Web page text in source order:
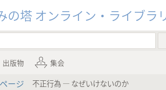
の塔 オンライン・ライブラ
出版物 集会
ージ 不正行為 ― なぜいけないのか